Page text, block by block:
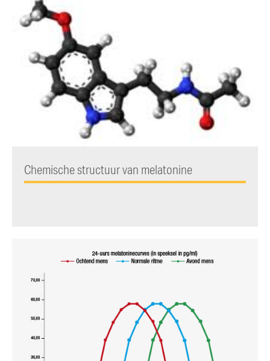
Chemische structuur van melatonine